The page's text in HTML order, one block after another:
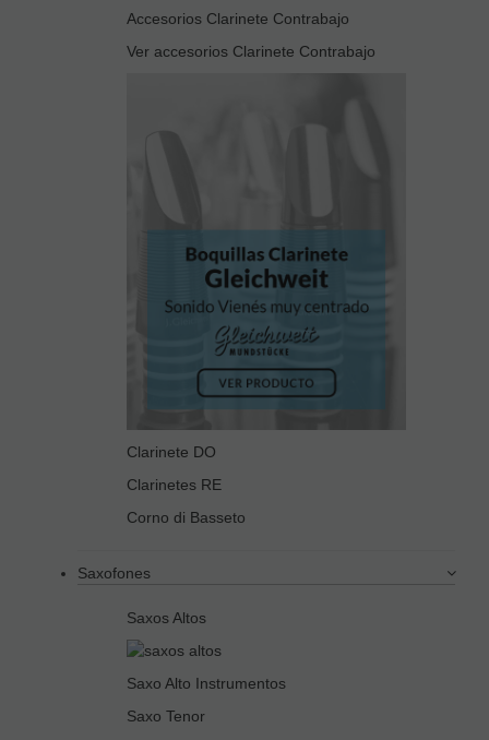
Accesorios Clarinete Contrabajo
Ver accesorios Clarinete Contrabajo
Clarinete DO
Clarinetes RE
Corno di Basseto
Saxofones
Saxos Altos
Saxo Alto Instrumentos
Saxo Tenor